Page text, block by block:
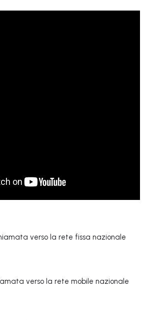
verso la rete fissa nazionale
verso la rete mobile nazionale